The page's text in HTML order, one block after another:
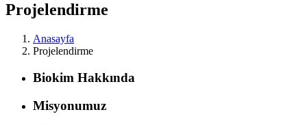
Projelendirme
Anasayfa
Projelendirme
Biokim Hakkında
Misyonumuz